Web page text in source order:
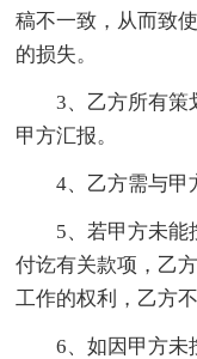
稿不一致，从而致
的损失。
3、乙方所有策
甲方汇报。
4、乙方需与甲
5、若甲方未能
付讫有关款项，乙
工作的权利，乙方
6、如因甲方未